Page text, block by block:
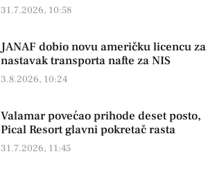
31.7.2026, 10:58
JANAF dobio novu američku licencu za
nastavak transporta nafte za NIS
3.8.2026, 10:24
Valamar povećao prihode deset posto,
Pical Resort glavni pokretač rasta
31.7.2026, 11:45